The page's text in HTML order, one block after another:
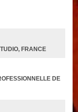
FRANCE
DE